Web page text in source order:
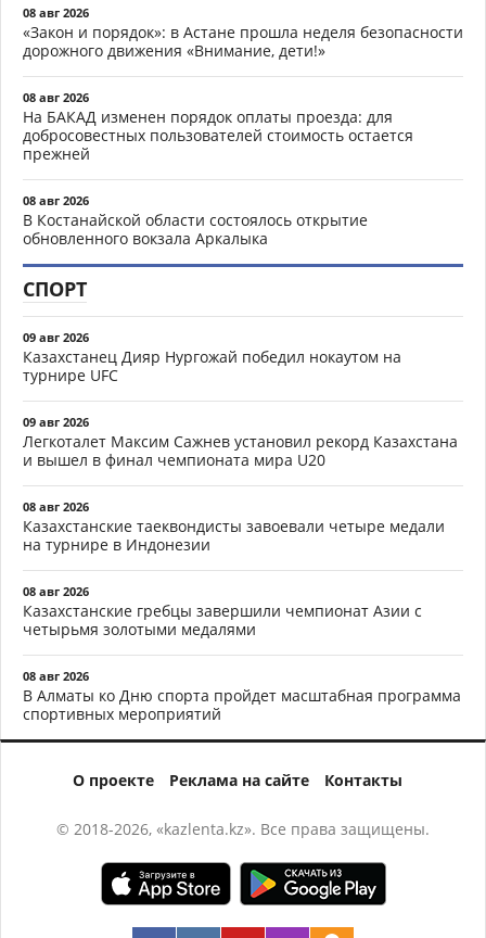
08 авг 2026
«Закон и порядок»: в Астане прошла неделя безопасности
дорожного движения «Внимание, дети!»
08 авг 2026
На БАКАД изменен порядок оплаты проезда: для
добросовестных пользователей стоимость остается
прежней
08 авг 2026
В Костанайской области состоялось открытие
обновленного вокзала Аркалыка
СПОРТ
09 авг 2026
Казахстанец Дияр Нургожай победил нокаутом на
турнире UFC
09 авг 2026
Легкоталет Максим Сажнев установил рекорд Казахстана
и вышел в финал чемпионата мира U20
08 авг 2026
Казахстанские таеквондисты завоевали четыре медали
на турнире в Индонезии
08 авг 2026
Казахстанские гребцы завершили чемпионат Азии с
четырьмя золотыми медалями
08 авг 2026
В Алматы ко Дню спорта пройдет масштабная программа
спортивных мероприятий
О проекте Реклама на сайте Контакты
© 2018-2026, «kazlenta.kz». Все права защищены.